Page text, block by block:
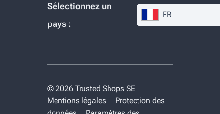
Sélectionnez un
pays :
FR
© 2026 Trusted Shops SE
Mentions légales
Protection des